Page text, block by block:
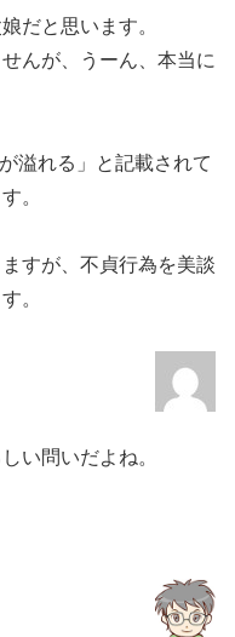
だと思います。
んが、うーん、本当に
溢れる」と記載されて
。
すが、不貞行為を美談
。
い問いだよね。